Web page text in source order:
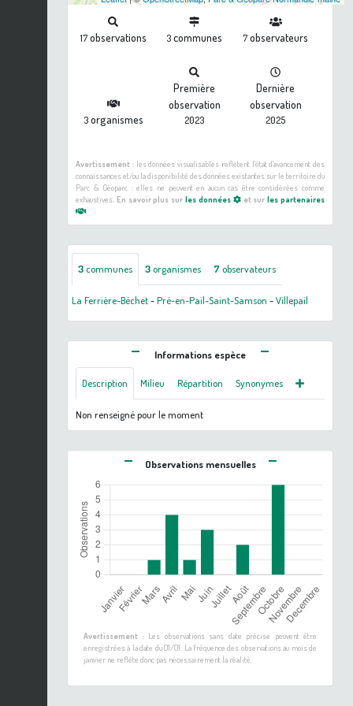
17 observations 3communes 7observateurs
3organismes
Première
observation
2023
Dernière
observation
2025
Avertissement :les données visualisables reflètent l'état d'avancement des
connaissances et/ou la disponibilité des données existantes sur le territoire du
Parc & Géoparc : elles ne peuvent en aucun cas être considérées comme
exhaustives. En savoir plus sur les données et surles partenaires
3communes 3organismes 7 observateurs
La Ferrière-Béchet-Pré-en-Pail-Saint-Samson -Villepail
Informations espèce
Description Milieu Répartition Synonymes
Non renseigné pour le moment
Observations mensuelles
Avertissement :Les observations sans date précise peuvent être
enregistrées à la date du 01/01. La fréquence des observations au mois de
janvier ne reflète donc pas nécessairement la réalité.